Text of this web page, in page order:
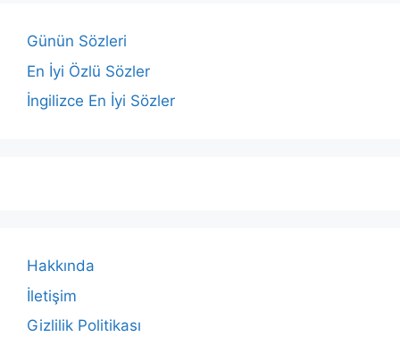
Günün Sözleri
En İyi Özlü Sözler
İngilizce En İyi Sözler
Hakkında
İletişim
Gizlilik Politikası